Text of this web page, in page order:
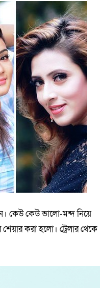
কেউ কেউ ভালো-মন্দ নিয়ে
শেয়ার করা হলো। ট্রেলার থেকে